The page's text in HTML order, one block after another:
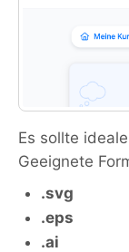
Es sollte
Geeignete
.svg
.eps
.ai